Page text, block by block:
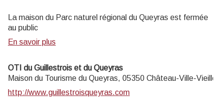
La maison du Parc naturel régional du Queyras est fermée
au public
En savoir plus
OTI du Guillestrois et du Queyras
Maison du Tourisme du Queyras, 05350 Château-Ville-Vieille
http://www.guillestroisqueyras.com